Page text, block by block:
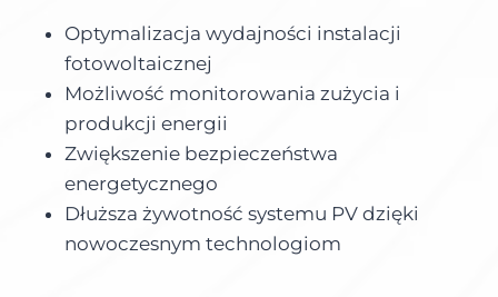
Optymalizacja wydajności instalacji
fotowoltaicznej
Możliwość monitorowania zużycia i
produkcji energii
Zwiększenie bezpieczeństwa
energetycznego
Dłuższa żywotność systemu PV dzięki
nowoczesnym technologiom